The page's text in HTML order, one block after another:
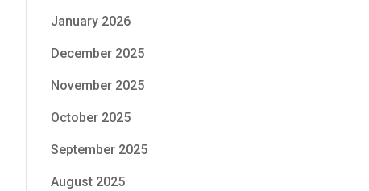
January 2026
December 2025
November 2025
October 2025
September 2025
August 2025